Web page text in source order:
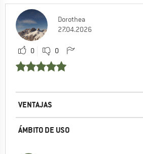
Dorothea
27.04.2026
0 0
VENTAJAS
ÁMBITO DE USO